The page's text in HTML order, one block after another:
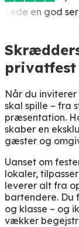
til en
privatfest
Når du
skal spille – fra
præsentation.
skaber en
gæster og
Uanset om
lokaler,
leverer alt fra
bartendere. Du
og klasse – og
vækker